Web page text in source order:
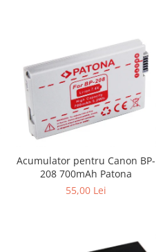
Acumulator pentru Canon BP-
208 700mAh Patona
55,00 Lei